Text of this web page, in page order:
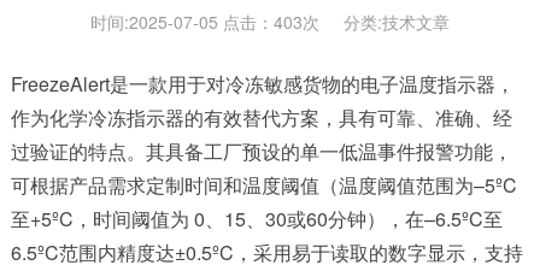
时间:2025-07-05 点击： 403次 分类:技术文章
FreezeAlert是一款用于对冷冻敏感货物的电子温度指示器 ，
作为化学冷冻指示器的有效替代方案，具有可靠、准确、经
过验证的特点。其具备工厂预设的单一低温事件报警功能，
可根据产品需求定制时间和温度阈值（温度阈值范围为–5ºC
至+5ºC，时间阈值为 0、15、30或60分钟），在–6.5ºC至
6.5ºC范围内精度达±0.5ºC，采用易于读取的数字显示，支持